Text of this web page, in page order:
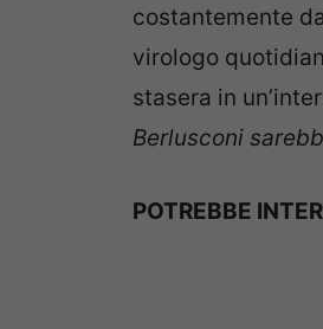
costantemente
virologo
stasera in
Berlusconi
POTREBBE